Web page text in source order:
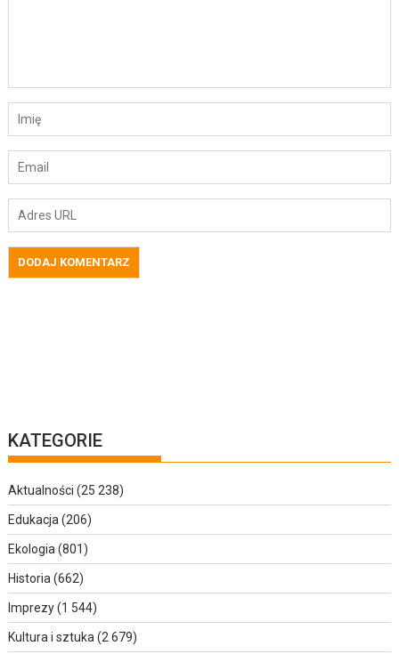
KATEGORIE
Aktualności (25 238)
Edukacja (206)
Ekologia (801)
Historia (662)
Imprezy(1 544)
Kultura i sztuka (2 679)